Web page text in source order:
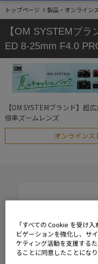
トップページ 製品・オンライン
【OM SYSTEMブ
ED 8-25mm F4.0
【OM SYSTEMブランド】超
倍率ズームレンズ
オンラインス
「すべての Cookie を受け
ビゲーションを強化し、サ
ケティング活動を支援する
ることに同意したことになり